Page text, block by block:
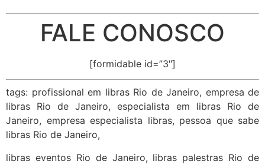
FALE CONOSCO
[formidable id=”3″]
tags: profissional em libras Rio de Janeiro, empresa de
libras Rio de Janeiro, especialista em libras Rio de
Janeiro, empresa especialista libras, pessoa que sabe
libras Rio de Janeiro,
libras eventos Rio de Janeiro, libras palestras Rio de